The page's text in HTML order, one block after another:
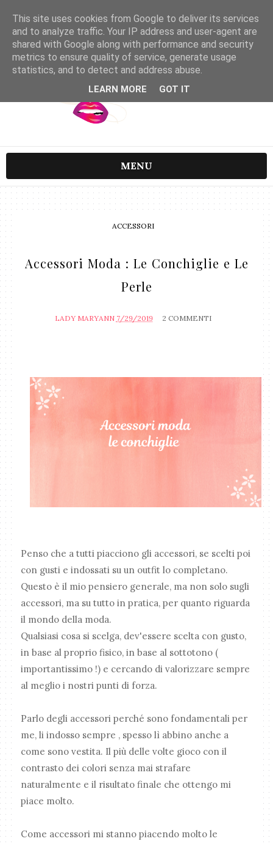
MENU
ACCESSORI
Accessori Moda : Le Conchiglie e Le
Perle
LADY MARYANN 7/29/2019 2 COMMENTI
Penso che a tutti piacciono gli accessori, se scelti poi
con gusti e indossati su un outfit lo completano.
Questo è il mio pensiero generale, ma non solo sugli
accessori, ma su tutto in pratica, per quanto riguarda
il mondo della moda.
Qualsiasi cosa si scelga, dev'essere scelta con gusto,
in base al proprio fisico, in base al sottotono (
importantissimo !) e cercando di valorizzare sempre
al meglio i nostri punti di forza.
Parlo degli accessori perché sono fondamentali per
me, li indosso sempre , spesso lì abbino anche a
come sono vestita. Il più delle volte gioco con il
contrasto dei colori senza mai strafare
naturalmente e il risultato finale che ottengo mi
piace molto.
Come accessori mi stanno piacendo molto le
This site uses cookies from Google to deliver its services
and to analyze traffic. Your IP address and user-agent are
shared with Google along with performance and security
metrics to ensure quality of service, generate usage
statistics, and to detect and address abuse.
LEARN MORE GOT IT